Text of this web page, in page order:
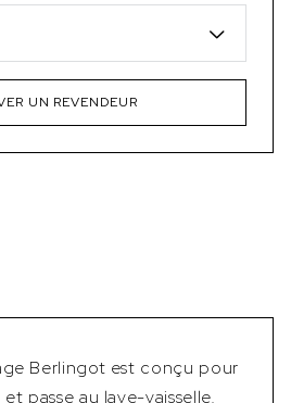
UN REVENDEUR
Berlingot est conçu pour
passe au lave-vaisselle.